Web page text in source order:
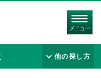
メニュー
他の探し方